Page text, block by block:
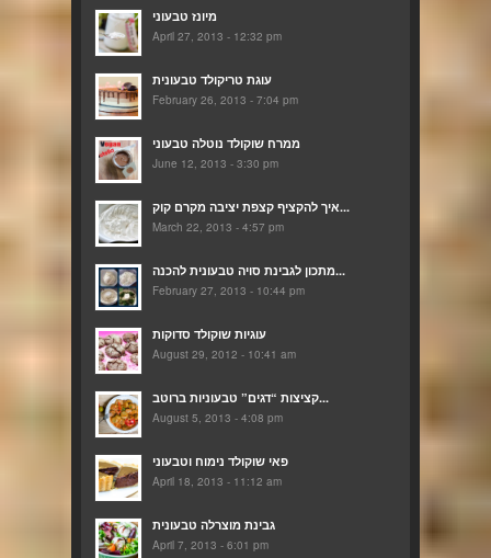
מיונז טבעוני
April 27, 2013 - 12:32 pm
עוגת טריקולד טבעונית
February 26, 2013 - 7:04 pm
ממרח שוקולד נוטלה טבעוני
June 12, 2013 - 3:30 pm
איך להקציף קצפת יציבה מקרם קוק...
March 22, 2013 - 4:57 pm
מתכון לגבינת סויה טבעונית להכנה...
February 27, 2013 - 10:44 pm
עוגיות שוקולד סדוקות
August 29, 2012 - 10:41 am
קציצות “דגים” טבעוניות ברוטב...
August 5, 2013 - 4:08 pm
פאי שוקולד נימוח וטבעוני
April 18, 2013 - 11:12 am
גבינת מוצרלה טבעונית
April 7, 2013 - 6:01 pm